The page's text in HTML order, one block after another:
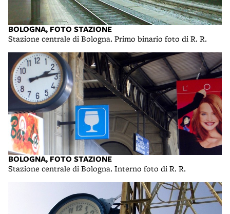
BOLOGNA, FOTO STAZIONE
Stazione centrale di Bologna. Primo binario foto di R. R.
BOLOGNA, FOTO STAZIONE
Stazione centrale di Bologna. Interno foto di R. R.